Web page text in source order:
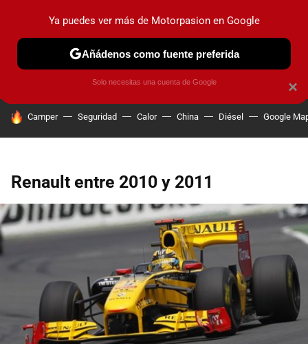
PRUEBAS COCHES ELÉCTRICOS OBSERVATORIO
HOY SE HABLA DE
Camper Seguridad Calor China Diésel Google
Renault entre 2010 y 2011
×
Ya puedes ver más de Motorpasion en Google
Añádenos como fuente preferida
Solo necesitas una cuenta de Google